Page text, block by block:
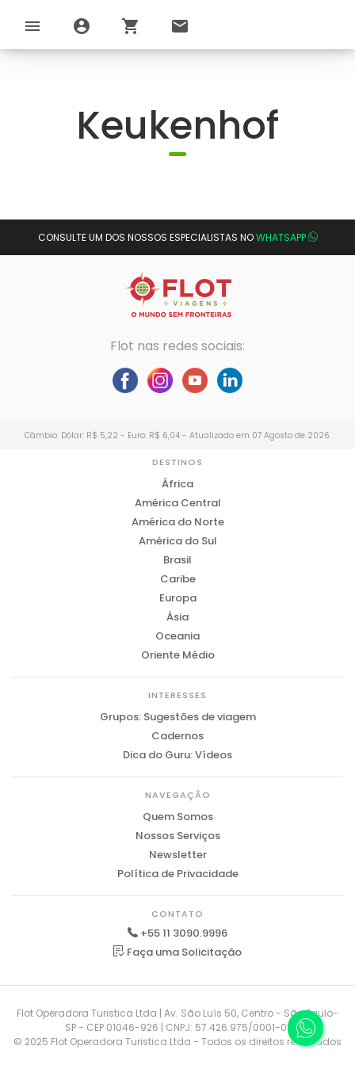
menu account_circle shopping_cart email
Keukenhof
CONSULTE UM DOS NOSSOS ESPECIALISTAS NOWHATSAPP
Flot nas redes sociais:
Câmbio: Dólar: R$ 5,22 - Euro: R$ 6,04 - Atualizado em 07 Agosto de 2026.
DESTINOS
África
América Central
América do Norte
América do Sul
Brasil
Caribe
Europa
Ásia
Oceania
Oriente Médio
INTERESSES
Grupos: Sugestões de viagem
Cadernos
Dica do Guru: Vídeos
NAVEGAÇÃO
Quem Somos
Nossos Serviços
Newsletter
Política de Privacidade
CONTATO
+55 11 3090.9996
Faça uma Solicitação
Flot Operadora Turistica Ltda | Av. São Luís 50, Centro - São Paulo-
SP - CEP 01046-926 | CNPJ: 57.426.975/0001-01
© 2025 Flot Operadora Turistica Ltda - Todos os direitos reservados